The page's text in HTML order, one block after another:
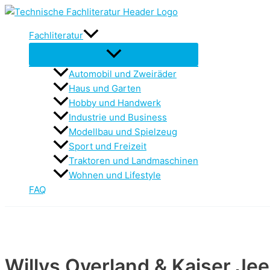
Zum
springenFachliteratur
Automobil und Zweiräder
Haus und Garten
Hobby und Handwerk
Industrie und Business
Modellbau und Spielzeug
Sport und Freizeit
Traktoren und Landmaschinen
Wohnen und Lifestyle
FAQ